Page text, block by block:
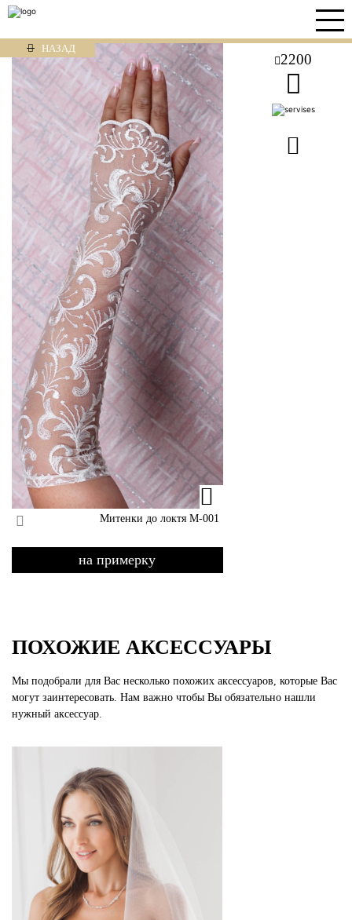
НАЗАД
2200
Митенки до локтя М-001
на примерку
ПОХОЖИЕ АКСЕССУАРЫ
Мы подобрали для Вас несколько похожих аксессуаров, которые Вас
могут заинтересовать. Нам важно чтобы Вы обязательно нашли
нужный аксессуар.